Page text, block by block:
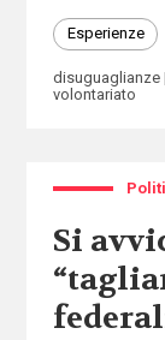
Esperienze
disuguaglianze
volontariato
Si